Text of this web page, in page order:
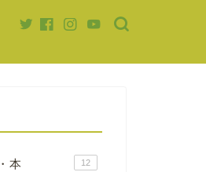
本 12